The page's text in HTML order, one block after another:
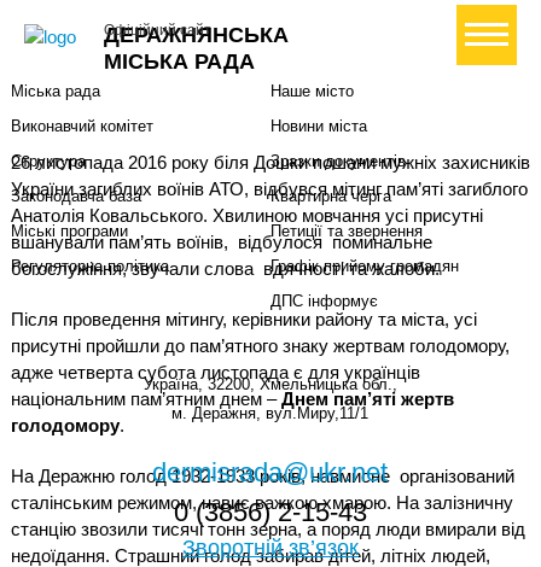
ДЕРАЖНЯНСЬКА
МІСЬКА РАДА
Офіційний сайт+ Створити петицію
26 листопада 2016 року біля Дошки пошани мужніх захисників
України загиблих воїнів АТО, відбувся мітинг пам’яті загиблого
Анатолія Ковальського. Хвилиною мовчання усі присутні
вшанували пам’ять воїнів, відбулося поминальне
богослужіння, звучали слова вдячності та жалоби.
Після проведення мітингу, керівники району та міста, усі
присутні пройшли до пам’ятного знаку жертвам голодомору,
адже четверта субота листопада є для українців
національним пам’ятним днем –Днем пам’яті жертв
голодомору.
На Деражню голод 1932-1933 років, навмисне організований
сталінським режимом,нависважкою хмарою. На залізничну
станціюзвозили тисячі тонн зерна, а поряд люди вмирали від
недоїдання. Страшний голод забирав дітей, літніх людей,
Міський голова
Міська рада
Виконавчий комітет
Структура
Законодавча база
Міські програми
Регуляторна політика
Наше місто
Новини міста
Зразки документів
Квартирна черга
Петиції та звернення
Графік прийому громадян
ДПС інформує
Україна, 32200, Хмельницька обл.,
м. Деражня, вул.Миру,11/1
dermisrada@ukr.net
0 (3856) 2-15-43
Зворотній зв’язок